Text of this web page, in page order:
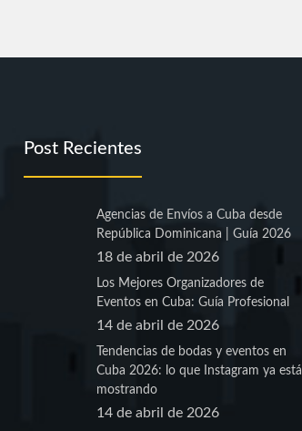
Post Recientes
Agencias de Envíos a Cuba desde
República Dominicana | Guía 2026
18 de abril de 2026
Los Mejores Organizadores de
Eventos en Cuba: Guía Profesional
14 de abril de 2026
Tendencias de bodas y eventos en
Cuba 2026: lo que Instagram ya está
mostrando
14 de abril de 2026